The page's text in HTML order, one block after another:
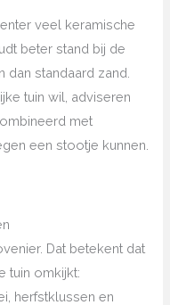
veel keramische
beter stand bij de
standaard zand.
tuin wil, adviseren
met
een stootje kunnen.
Dat betekent dat
tuin omkijkt:
herfstklussen en